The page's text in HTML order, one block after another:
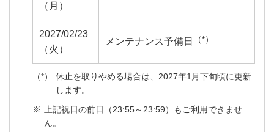
（月）
2027/02/23
（火）
メンテナンス予備日 （*）
休止を取りやめる場合は、2027年1月下旬頃に更新
します。
上記祝日の前日（23:55～23:59）もご利用できませ
ん。